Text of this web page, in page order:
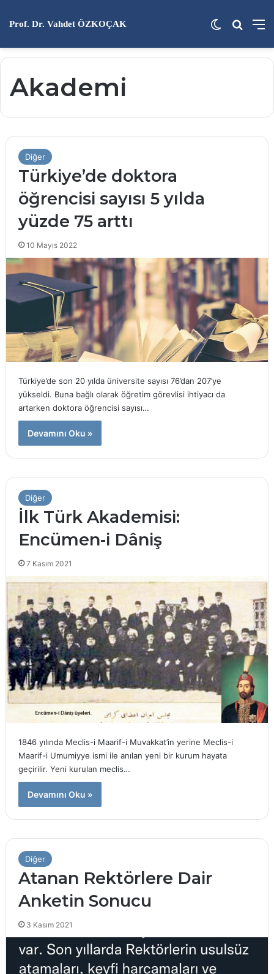
Prof. Dr. Vahdet ÖZKOÇAK Dış
Akademi
Diğer
Türkiye’de doktora
öğrencisi sayısı 5 yılda
yüzde 75 arttı
10 Mayıs 2022
Türkiye’de son 20 yılda üniversite sayısı 76’dan 207’ye
yükseldi. Buna bağlı olarak öğretim görevlisi ihtiyacı da
artarken doktora öğrencisi sayısı…
Devamını Oku »
Diğer
İlk Türk Akademisi:
Encümen-i Dâniş
7 Kasım 2021
1846 yılında Meclis-i Maarif-i Muvakkat’in yerine Meclis-i
Maarif-i Umumiyye ismi ile anılan yeni bir kurum hayata
geçirilir. Yeni kurulan meclis…
Devamını Oku »
Diğer
Atanan Rektörlere Dair
Anketin Sonucu
3 Kasım 2021